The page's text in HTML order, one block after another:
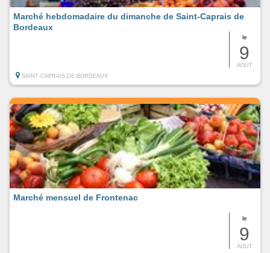
le
9
AOUT
Marché hebdomadaire du dimanche de Saint-Caprais de
Bordeaux
SAINT-CAPRAIS-DE-BORDEAUX
le
9
AOUT
Marché mensuel de Frontenac